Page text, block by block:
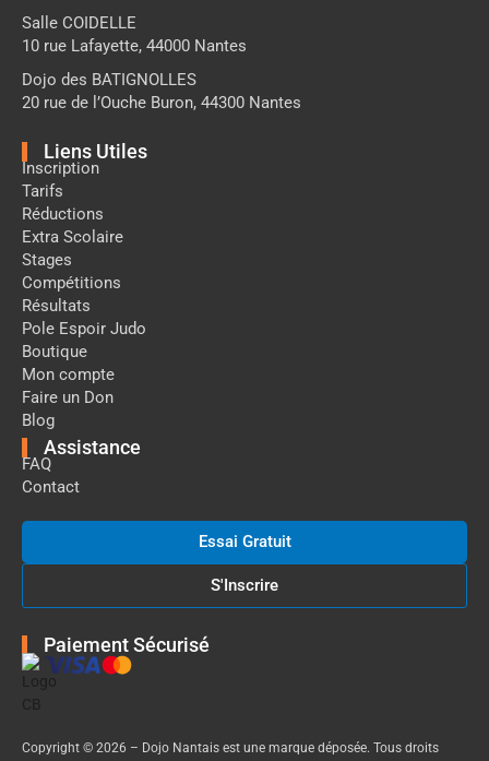
Salle COIDELLE
10 rue Lafayette, 44000 Nantes
Dojo des BATIGNOLLES
20 rue de l’Ouche Buron, 44300 Nantes
Liens Utiles
Inscription
Tarifs
Réductions
Extra Scolaire
Stages
Compétitions
Résultats
Pole Espoir Judo
Boutique
Mon compte
Faire un Don
Blog
Assistance
FAQ
Contact
Essai Gratuit
S'Inscrire
Paiement Sécurisé
Copyright © 2026 – Dojo Nantais est une marque déposée. Tous droits